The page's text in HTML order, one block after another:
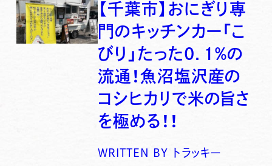
【千葉市】おにぎり専
門のキッチンカー「こ
びり」たった0．1％の
流通！魚沼塩沢産の
コシヒカリで米の旨さ
を極める！！
WRITTEN BY トラッキー